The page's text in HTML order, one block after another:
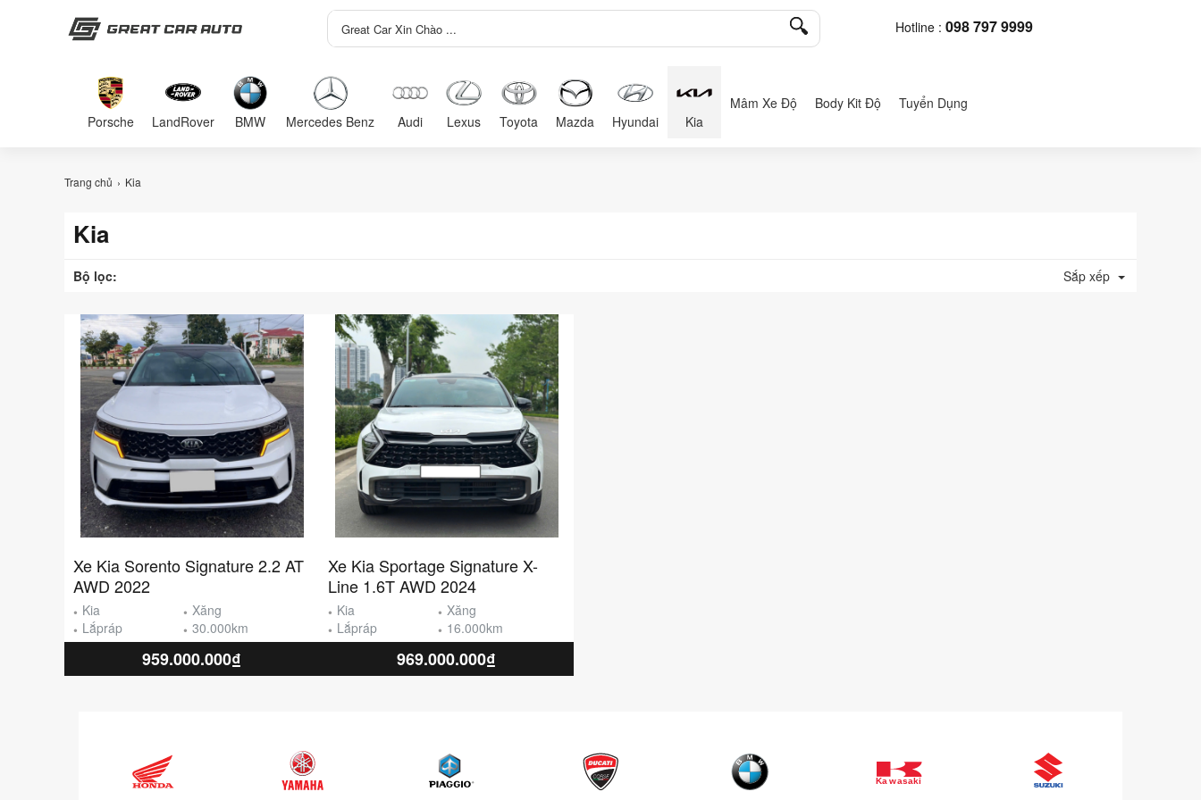
Hotline : 098 797 9999
Porsche LandRover BMW Mercedes Benz Audi Lexus Toyota Mazda Hyundai Kia
Mâm Xe Độ Body Kit Độ Tuyển Dụng
Trang chủ Kia
Kia
Bộ lọc: Sắp xếp
Xe Kia Sorento Signature 2.2 AT
AWD 2022
Kia
Xăng
Lắpráp
30.000km
959.000.000₫
Xe Kia Sportage Signature X-
Line 1.6T AWD 2024
Kia
Xăng
Lắpráp
16.000km
969.000.000₫